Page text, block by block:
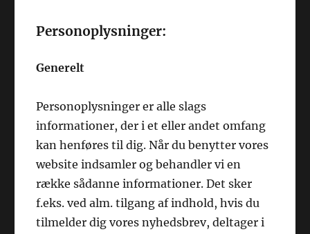
Personoplysninger:
Generelt
Personoplysninger er alle slags
informationer, der i et eller andet omfang
kan henføres til dig. Når du benytter vores
website indsamler og behandler vi en
række sådanne informationer. Det sker
f.eks. ved alm. tilgang af indhold, hvis du
tilmelder dig vores nyhedsbrev, deltager i